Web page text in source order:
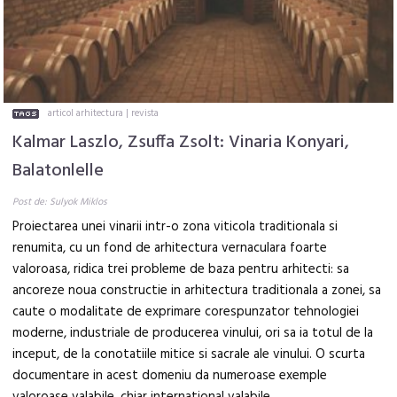
articol arhitectura | revista
Kalmar Laszlo, Zsuffa Zsolt: Vinaria Konyari,
Balatonlelle
Post de: Sulyok Miklos
Proiectarea unei vinarii intr-o zona viticola traditionala si
renumita, cu un fond de arhitectura vernaculara foarte
valoroasa, ridica trei probleme de baza pentru arhitecti: sa
ancoreze noua constructie in arhitectura traditionala a zonei, sa
caute o modalitate de exprimare corespunzator tehnologiei
moderne, industriale de producerea vinului, ori sa ia totul de la
inceput, de la conotatiile mitice si sacrale ale vinului. O scurta
documentare in acest domeniu da numeroase exemple